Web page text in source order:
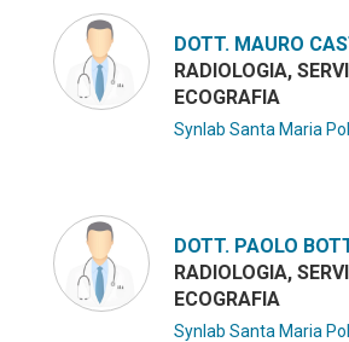
DOTT. MAURO
RADIOLOGIA,
ECOGRAFIA
Synlab Santa Maria
DOTT. PAOLO
RADIOLOGIA,
ECOGRAFIA
Synlab Santa Maria